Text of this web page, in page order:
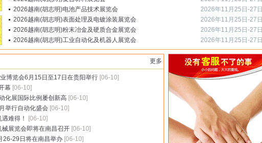
2026越南(胡志明)电池产品技术展览会
2026年11月25日-27日
2026越南(胡志明)表面处理及电镀涂装展览会
2026年11月25日-27日
2026越南(胡志明)粉末冶金及硬质合金展览会
2026年11月25日-27日
2026越南(胡志明)工业自动化及机器人展览会
2026年11月25日-27日
更多
博览会6月15日至17日在贵阳举行 [06-10]
幕 [06-10]
化展国际比例屡创新高 [06-10]
举行自动化盛会 [06-10]
难得！
[06-10]
展览会即将在南昌召开 [06-10]
26-29日将在南昌举办 [06-10]